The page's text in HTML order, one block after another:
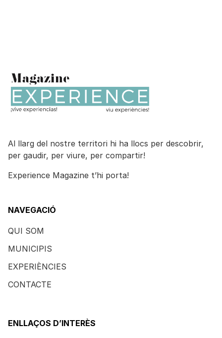
Al llarg del nostre territori hi ha llocs per descobrir,
per gaudir, per viure, per compartir!
Experience Magazine t’hi porta!
NAVEGACIÓ
QUI SOM
MUNICIPIS
EXPERIÈNCIES
CONTACTE
ENLLAÇOS D’INTERÈS